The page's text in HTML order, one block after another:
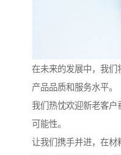
在未来的发展中，我们
产品品质和服务水平。
我们热忱欢迎新老客户
可能性。
让我们携手并进，在材